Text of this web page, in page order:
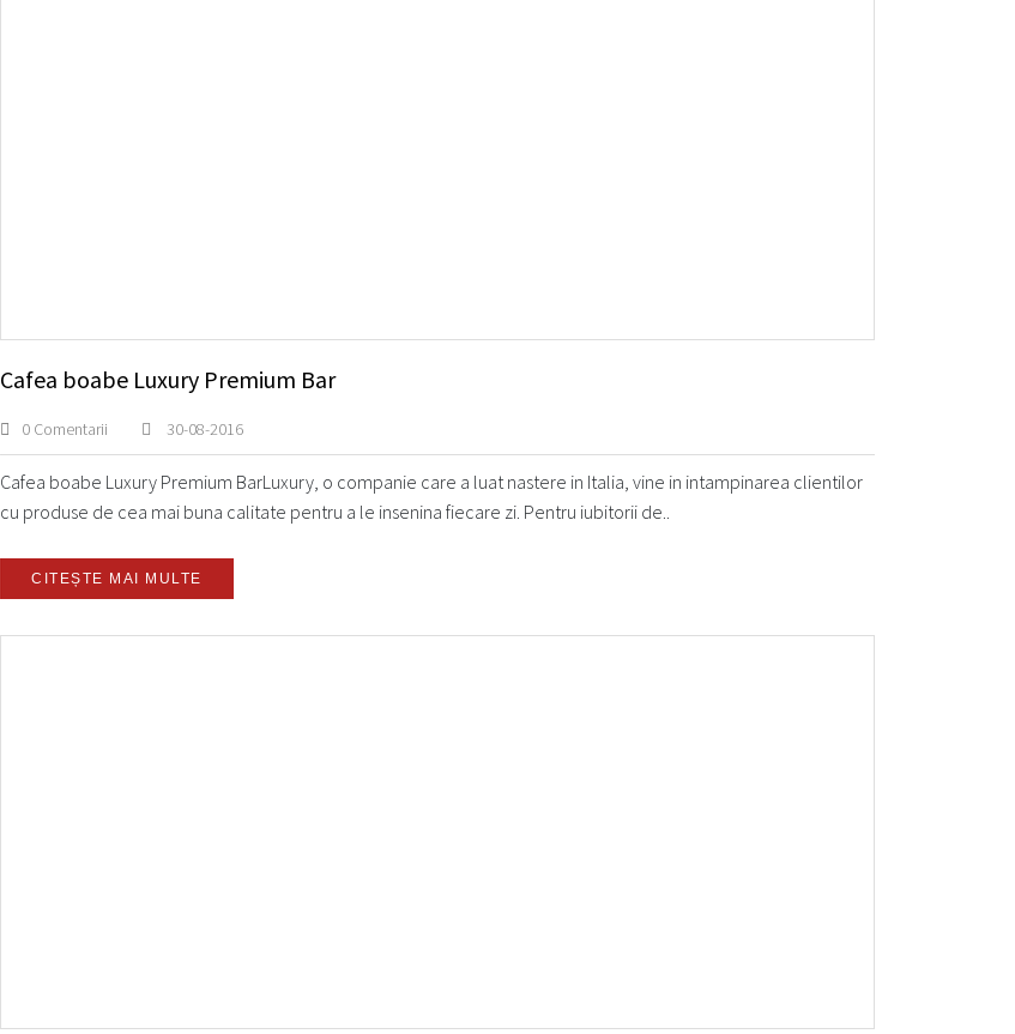
Cafea boabe Luxury Premium Bar
0 Comentarii 30-08-2016
Cafea boabe Luxury Premium BarLuxury, o companie care a luat nastere in Italia, vine in intampinarea clientilor
cu produse de cea mai buna calitate pentru a le insenina fiecare zi. Pentru iubitorii de..
CITEȘTE MAI MULTE